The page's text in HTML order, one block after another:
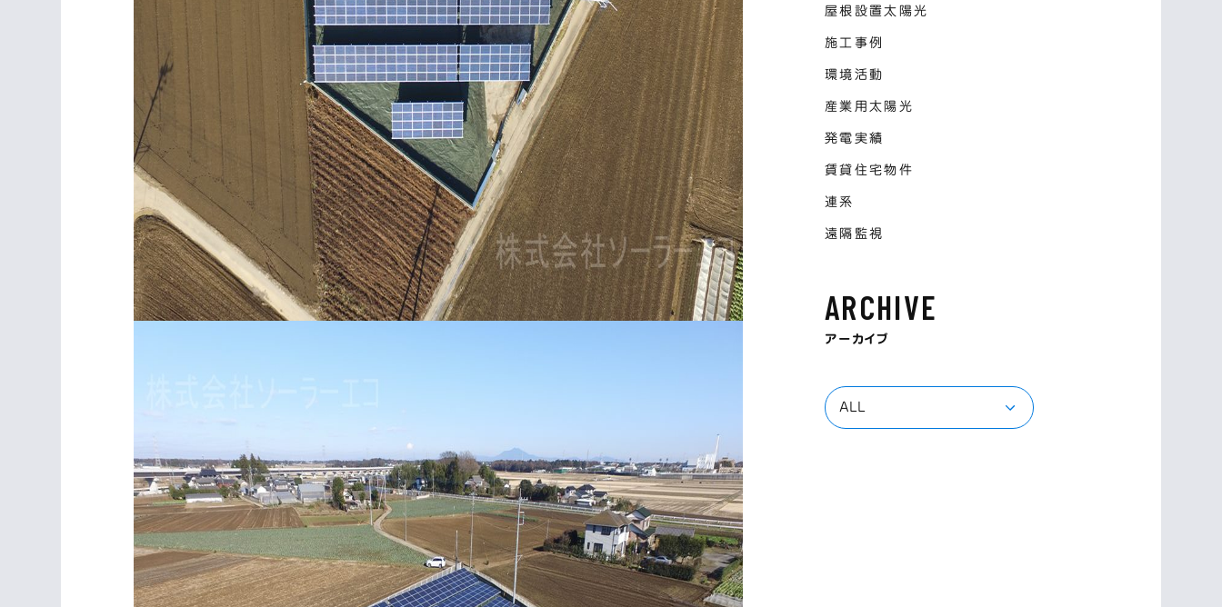
屋根設置太陽光
施工事例
環境活動
産業用太陽光
発電実績
賃貸住宅物件
連系
遠隔監視
ARCHIVE
アーカイブ